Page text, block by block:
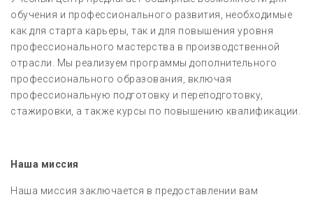
обучения и профессионального развития, необходимые
как для старта карьеры, так и для повышения уровня
профессионального мастерства в производственной
отрасли. Мы реализуем программы дополнительного
профессионального образования, включая
профессиональную подготовку и переподготовку,
стажировки, а также курсы по повышению квалификации.
Наша миссия
Наша миссия заключается в предоставлении вам